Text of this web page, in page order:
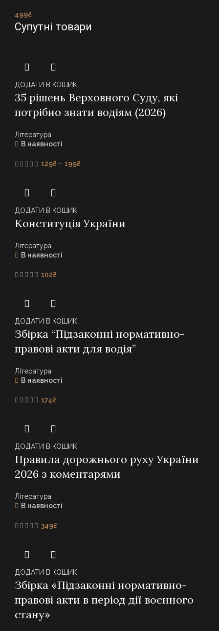
499₴
Супутні товари
ДОДАТИ В КОШИК
35 рішень Верховного Суду, які
потрібно знати водіям (2026)
Література
В наявності
129₴ – 199₴
ДОДАТИ В КОШИК
Конституція України
Література
В наявності
102₴
ДОДАТИ В КОШИК
Збірка “Підзаконні нормативно-
правові акти для водія”
Література
В наявності
174₴
ДОДАТИ В КОШИК
Правила дорожнього руху України
2026 з коментарями
Література
В наявності
349₴
ДОДАТИ В КОШИК
Збірка «Підзаконні нормативно-
правові акти в період дії воєнного
стану»